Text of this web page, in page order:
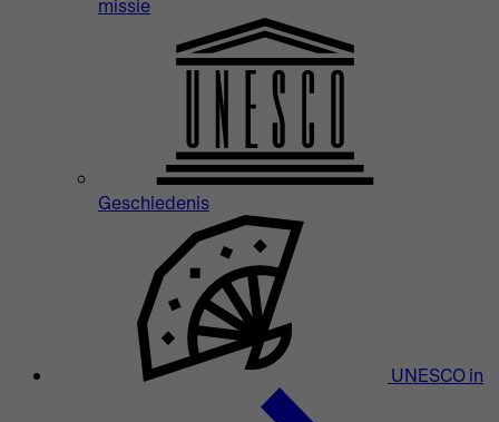
missie
Geschiedenis
UNESCO in